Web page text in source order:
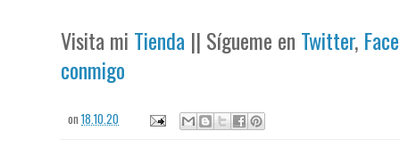
Visita mi Tienda || Sígueme en Twitter,
conmigo
on18.10.20